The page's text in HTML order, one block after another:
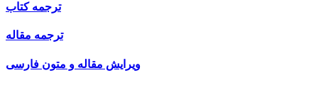
ترجمه کتاب
ترجمه مقاله
ویرایش مقاله و متون فارسی